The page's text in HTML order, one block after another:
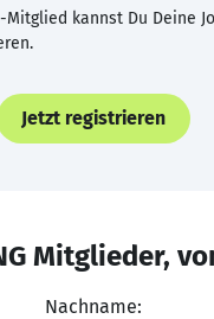
kannst Du Deine
Jetzt registrieren
Mitglieder,
Nachname: